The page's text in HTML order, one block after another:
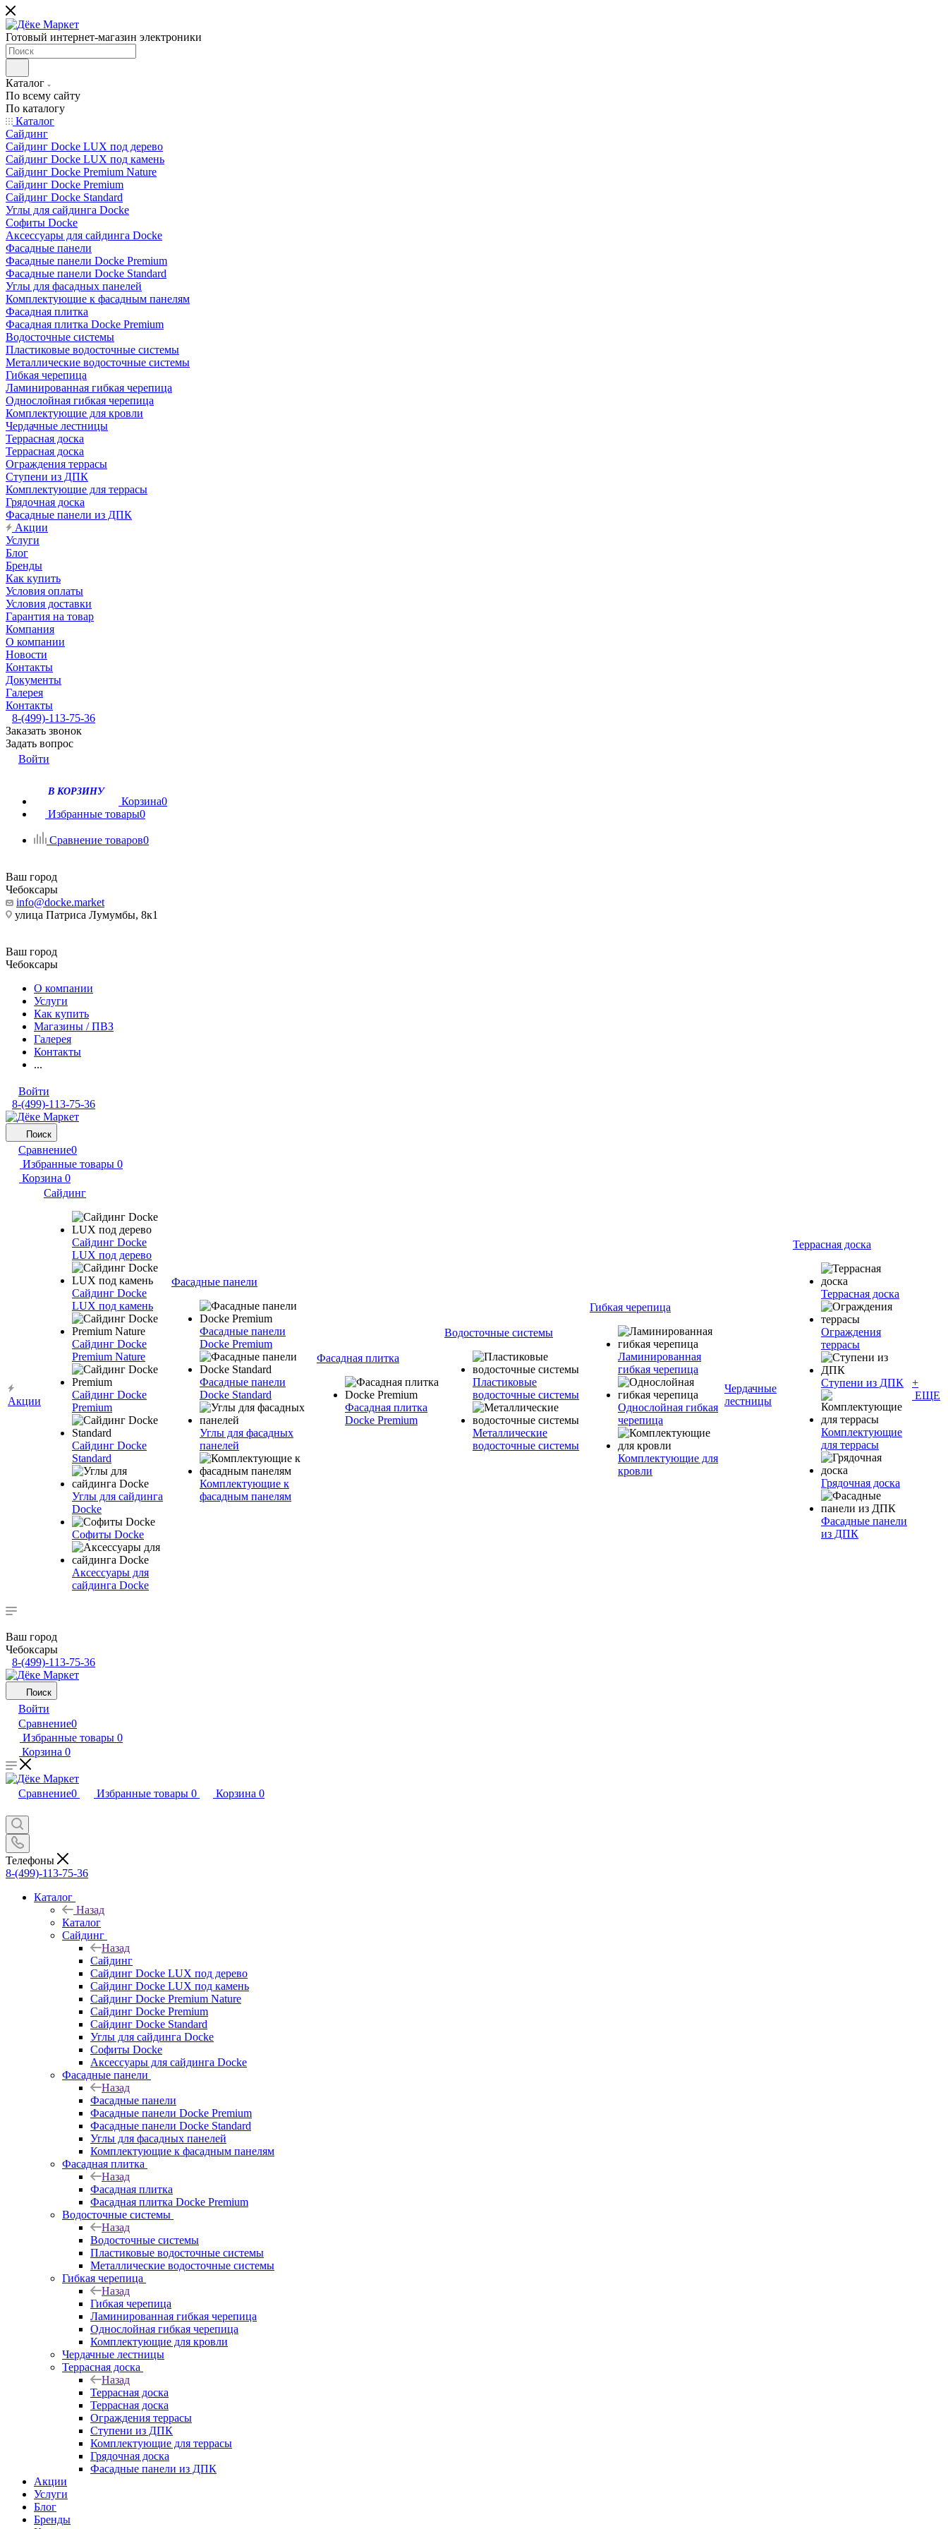
Готовый интернет-магазин электроники
Каталог
По всему сайту
По каталогу
Каталог
Сайдинг
Сайдинг Docke LUX под дерево
Сайдинг Docke LUX под камень
Сайдинг Docke Premium Nature
Сайдинг Docke Premium
Сайдинг Docke Standard
Углы для сайдинга Docke
Софиты Docke
Аксессуары для сайдинга Docke
Фасадные панели
Фасадные панели Docke Premium
Фасадные панели Docke Standard
Углы для фасадных панелей
Комплектующие к фасадным панелям
Фасадная плитка
Фасадная плитка Docke Premium
Водосточные системы
Пластиковые водосточные системы
Металлические водосточные системы
Гибкая черепица
Ламинированная гибкая черепица
Однослойная гибкая черепица
Комплектующие для кровли
Чердачные лестницы
Террасная доска
Террасная доска
Ограждения террасы
Ступени из ДПК
Комплектующие для террасы
Грядочная доска
Фасадные панели из ДПК
Акции
Услуги
Блог
Бренды
Как купить
Условия оплаты
Условия доставки
Гарантия на товар
Компания
О компании
Новости
Контакты
Документы
Галерея
Контакты
8-(499)-113-75-36
Заказать звонок
Задать вопрос
Войти
В КОРЗИНУ
Корзина0
Избранные товары0
Сравнение товаров0
Ваш город
Чебоксары
info@docke.market
улица Патриса Лумумбы, 8к1
Ваш город
Чебоксары
О компании
Услуги
Как купить
Магазины / ПВЗ
Галерея
Контакты
...
Войти
8-(499)-113-75-36
Поиск
Сравнение0
Избранные товары 0
Корзина 0
Акции
Сайдинг
Сайдинг Docke
LUX под дерево
Сайдинг Docke
LUX под камень
Сайдинг Docke
Premium Nature
Сайдинг Docke
Premium
Сайдинг Docke
Standard
Углы для сайдинга
Docke
Софиты Docke
Аксессуары для
сайдинга Docke
Фасадные панели
Фасадные панели
Docke Premium
Фасадные панели
Docke Standard
Углы для фасадных
панелей
Комплектующие к
фасадным панелям
Фасадная плитка
Фасадная плитка
Docke Premium
Водосточные системы
Пластиковые
водосточные системы
Металлические
водосточные системы
Гибкая черепица
Ламинированная
гибкая черепица
Однослойная гибкая
черепица
Комплектующие для
кровли
Чердачные
лестницы
Террасная доска
Террасная доска
Ограждения
террасы
Ступени из ДПК
Комплектующие
для террасы
Грядочная доска
Фасадные панели
из ДПК
+
ЕЩЕ
Ваш город
Чебоксары
8-(499)-113-75-36
Поиск
Войти
Сравнение0
Избранные товары 0
Корзина 0
Сравнение0 Избранные товары 0 Корзина 0
Телефоны
8-(499)-113-75-36
Каталог
Назад
Каталог
Сайдинг
Назад
Сайдинг
Сайдинг Docke LUX под дерево
Сайдинг Docke LUX под камень
Сайдинг Docke Premium Nature
Сайдинг Docke Premium
Сайдинг Docke Standard
Углы для сайдинга Docke
Софиты Docke
Аксессуары для сайдинга Docke
Фасадные панели
Назад
Фасадные панели
Фасадные панели Docke Premium
Фасадные панели Docke Standard
Углы для фасадных панелей
Комплектующие к фасадным панелям
Фасадная плитка
Назад
Фасадная плитка
Фасадная плитка Docke Premium
Водосточные системы
Назад
Водосточные системы
Пластиковые водосточные системы
Металлические водосточные системы
Гибкая черепица
Назад
Гибкая черепица
Ламинированная гибкая черепица
Однослойная гибкая черепица
Комплектующие для кровли
Чердачные лестницы
Террасная доска
Назад
Террасная доска
Террасная доска
Ограждения террасы
Ступени из ДПК
Комплектующие для террасы
Грядочная доска
Фасадные панели из ДПК
Акции
Услуги
Блог
Бренды